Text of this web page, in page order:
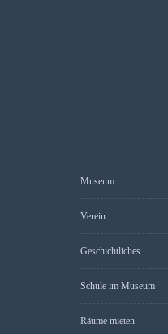
Museum
Verein
Geschichtliches
Schule im Museum
Räume mieten